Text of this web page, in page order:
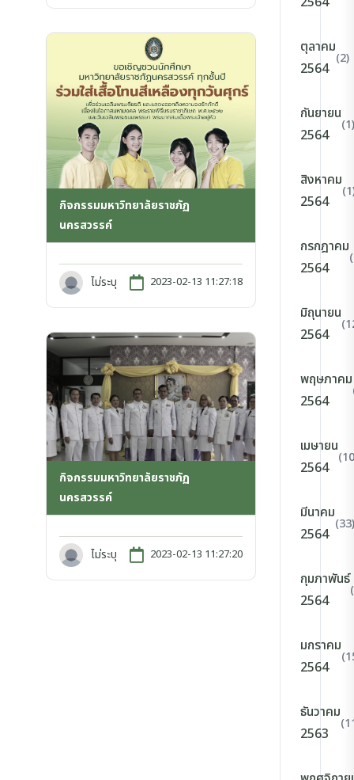
กิจกรรมมหาวิทยาลัยราชภัฏ
นครสวรรค์
ไม่ระบุ 2023-02-13 11:27:18
กิจกรรมมหาวิทยาลัยราชภัฏ
นครสวรรค์
ไม่ระบุ 2023-02-13 11:27:20
ตุลาคม
2564
(2)
กันยายน
2564
(1)
สิงหาคม
2564
กรกฎาคม
2564
มิถุนายน
2564
พฤษภาคม
2564
เมษายน
2564
มีนาคม
2564
(33)
กุมภาพันธ์
2564
มกราคม
2564
ธันวาคม
2563